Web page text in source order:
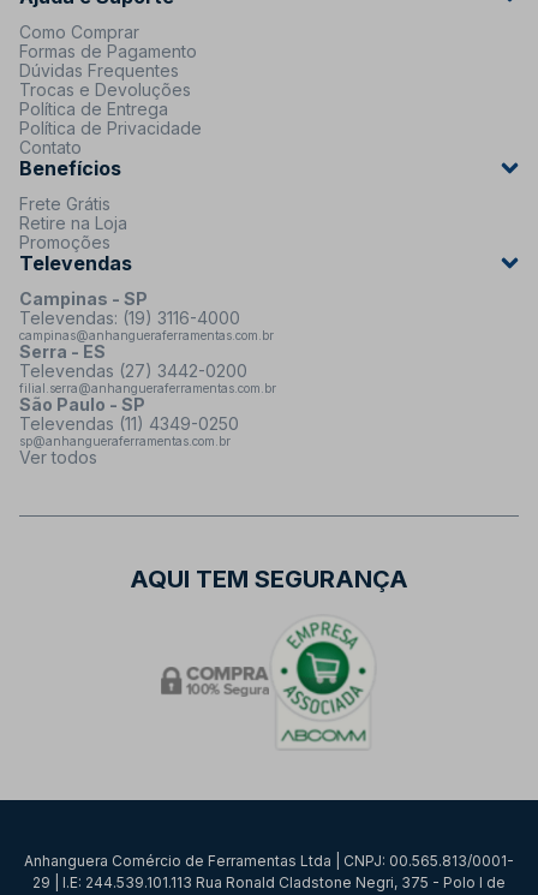
Como Comprar
Formas de Pagamento
Dúvidas Frequentes
Trocas e Devoluções
Política de Entrega
Política de Privacidade
Contato
Benefícios
Frete Grátis
Retire na Loja
Promoções
Televendas
Campinas - SP
Televendas: (19) 3116-4000
campinas@anhangueraferramentas.com.br
Serra - ES
Televendas (27) 3442-0200
filial.serra@anhangueraferramentas.com.br
São Paulo - SP
Televendas (11) 4349-0250
sp@anhangueraferramentas.com.br
Ver todos
AQUI TEM SEGURANÇA
Anhanguera Comércio de Ferramentas Ltda | CNPJ: 00.565.813/0001-
29 | I.E: 244.539.101.113 Rua Ronald Cladstone Negri, 375 - Polo I de